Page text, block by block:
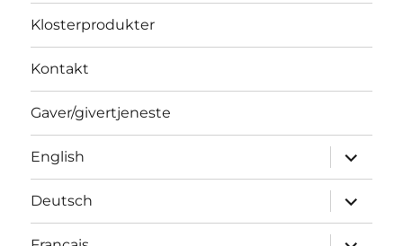
Klosterprodukter
Kontakt
Gaver/givertjeneste
English
Utvid
Deutsch
Utvid
Utvid